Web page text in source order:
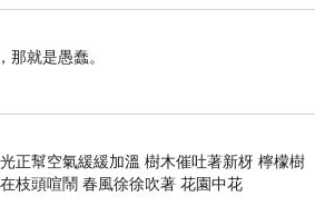
，讓整復療法具有深厚文化根
，感受人體經絡氣機運行，修
資產，彷彿一種身體與文化共
的現代，這類技藝仍未被邊緣
那就是愚蠢。
正幫空氣緩緩加溫 樹木催吐著新枒 檸檬樹
枝頭喧鬧 春風徐徐吹著 花園中花